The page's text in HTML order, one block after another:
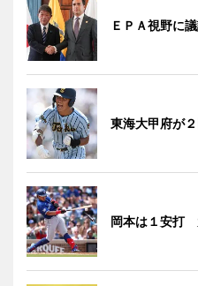
ＥＰＡ視野に
東海大甲府が
岡本は１安打